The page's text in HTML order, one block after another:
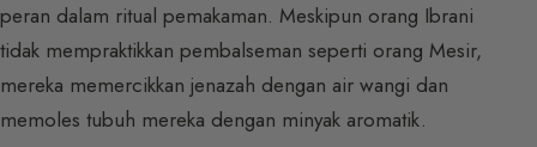
peran dalam ritual pemakaman. Meskipun orang Ibrani
tidak mempraktikkan pembalseman seperti orang Mesir,
mereka memercikkan jenazah dengan air wangi dan
memoles tubuh mereka dengan minyak aromatik.